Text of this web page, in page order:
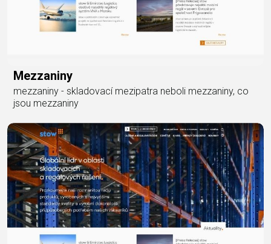
Mezzaniny
mezzaniny - skladovací mezipatra neboli mezzaniny, co
jsou mezzaniny